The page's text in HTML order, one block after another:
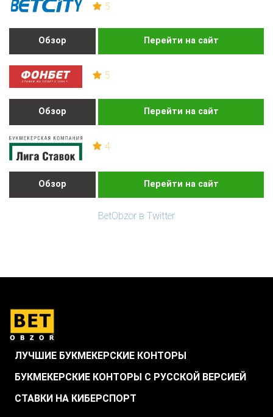
5
Обзор Перейти на сайт
5
Обзор Перейти на сайт
4
Обзор Перейти на сайт
BetObzor в Twitter
ЛУЧШИЕ БУКМЕКЕРСКИЕ КОНТОРЫ
БУКМЕКЕРСКИЕ КОНТОРЫ С РУССКОЙ ВЕРСИЕЙ
СТАВКИ НА КИБЕРСПОРТ